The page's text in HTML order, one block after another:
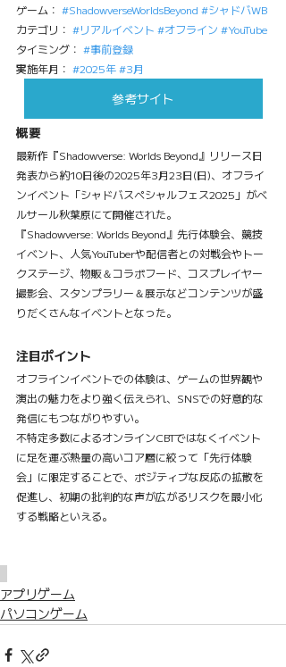
ゲーム： #ShadowverseWorldsBeyond #シャドバWB
カテゴリ： #リアルイベント #オフライン #YouTube
タイミング： #事前登録
実施年月： #2025年#3月
参考サイト
概要
最新作『Shadowverse: Worlds Beyond』リリース日
発表から約10日後の2025年3月23日(日)、オフライ
ンイベント「シャドバスペシャルフェス2025」がベ
ルサール秋葉原にて開催された。
『Shadowverse: Worlds Beyond』先行体験会、競技
イベント、人気YouTuberや配信者との対戦会やトー
クステージ、物販＆コラボフード、コスプレイヤー
撮影会、スタンプラリー＆展示などコンテンツが盛
りだくさんなイベントとなった。
注目ポイント
オフラインイベントでの体験は、ゲームの世界観や
演出の魅力をより強く伝えられ、SNSでの好意的な
発信にもつながりやすい。
不特定多数によるオンラインCBTではなくイベント
に足を運ぶ熱量の高いコア層に絞って「先行体験
会」に限定することで、ポジティブな反応の拡散を
促進し、初期の批判的な声が広がるリスクを最小化
する戦略といえる。
アプリゲーム
パソコンゲーム